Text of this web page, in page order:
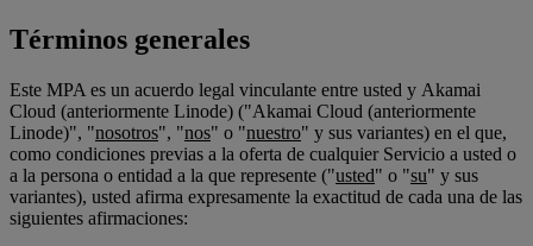
Términos generales
Este MPA es un acuerdo legal vinculante entre usted y Akamai
Cloud (anteriormente Linode) ("Akamai Cloud (anteriormente
Linode)", "nosotros", "nos" o "nuestro" y sus variantes) en el que,
como condiciones previas a la oferta de cualquier Servicio a usted o
a la persona o entidad a la que represente ("usted" o "su" y sus
variantes), usted afirma expresamente la exactitud de cada una de las
siguientes afirmaciones: